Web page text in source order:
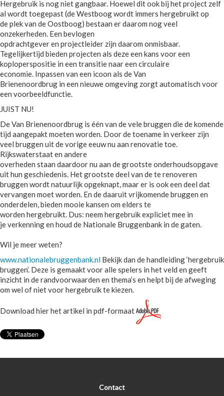
Hergebruik is nog niet gangbaar. Hoewel dit ook bij het project zelf
al wordt toegepast (de Westboog wordt immers hergebruikt op
de plek van de Oostboog) bestaan er daarom nog veel
onzekerheden. Een bevlogen
opdrachtgever en projectleider zijn daarom onmisbaar.
Tegelijkertijd bieden projecten als deze een kans voor een
koploperspositie in een transitie naar een circulaire
economie. Inpassen van een icoon als de Van
Brienenoordbrug in een nieuwe omgeving zorgt automatisch voor
een voorbeeldfunctie.
JUIST NU!
De Van Brienenoordbrug is één van de vele bruggen die de komende
tijd aangepakt moeten worden. Door de toename in verkeer zijn
veel bruggen uit de vorige eeuw nu aan renovatie toe.
Rijkswaterstaat en andere
overheden staan daardoor nu aan de grootste onderhoudsopgave
uit hun geschiedenis. Het grootste deel van de te renoveren
bruggen wordt natuurlijk opgeknapt, maar er is ook een deel dat
vervangen moet worden. En de daaruit vrijkomende bruggen en
onderdelen, bieden mooie kansen om elders te
worden hergebruikt. Dus: neem hergebruik expliciet mee in
je verkenning en houd de Nationale Bruggenbank in de gaten.
Wil je meer weten?
www.nationalebruggenbank.nl Bekijk dan de handleiding ‘hergebruik
bruggen’. Deze is gemaakt voor alle spelers in het veld en geeft
inzicht in de randvoorwaarden en thema’s en helpt bij de afweging
om wel of niet voor hergebruik te kiezen.
Download hier het artikel in pdf-formaat
Contact